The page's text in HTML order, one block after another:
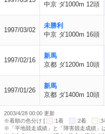
中京 ダ1000m 12頭
1997/03/02
未勝利
中京 ダ1000m 16頭
1997/02/16
新馬
京都 ダ1200m 10頭
1997/01/26
新馬
京都 ダ1400m 10頭
2003/4/28 00:00 更新
※着順の色分け [
:1着 :2着
:3
※「平地競走成績」と「障害競走成績」